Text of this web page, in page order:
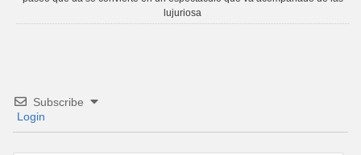
lujuriosa
Subscribe
Login